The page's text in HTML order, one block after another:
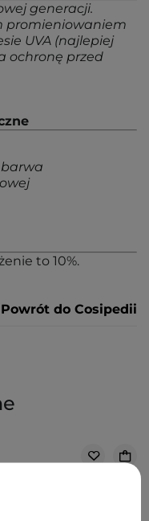
generacji.
promieniowaniem
UVA (najlepiej
ochronę przed
barwa
to 10%.
Powrót do Cosipedii